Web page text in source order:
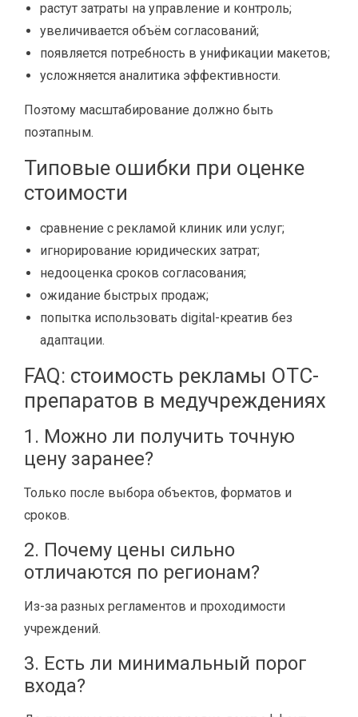
растут затраты на управление и контроль;
увеличивается объём согласований;
появляется потребность в унификации макетов;
усложняется аналитика эффективности.
Поэтому масштабирование должно быть
поэтапным.
Типовые ошибки при оценке
стоимости
сравнение с рекламой клиник или услуг;
игнорирование юридических затрат;
недооценка сроков согласования;
ожидание быстрых продаж;
попытка использовать digital-креатив без
адаптации.
FAQ: стоимость рекламы OTC-
препаратов в медучреждениях
1. Можно ли получить точную
цену заранее?
Только после выбора объектов, форматов и
сроков.
2. Почему цены сильно
отличаются по регионам?
Из-за разных регламентов и проходимости
учреждений.
3. Есть ли минимальный порог
входа?